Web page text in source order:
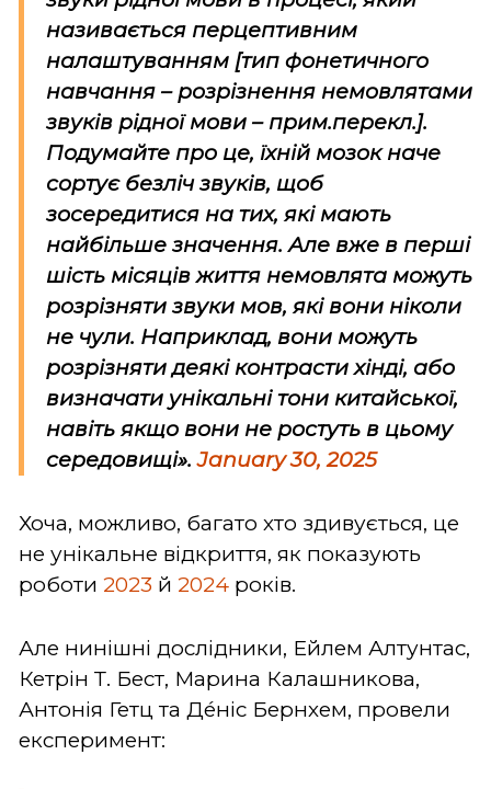
називається перцептивним
налаштуванням [тип фонетичного
навчання – розрізнення немовлятами
звуків рідної мови –прим.перекл.].
Подумайте про це, їхній мозок наче
сортує безліч звуків, щоб
зосередитися на тих, які мають
найбільше значення. Але вже в перші
шість місяців життя немовлята можуть
розрізняти звуки мов, які вони ніколи
не чули. Наприклад, вони можуть
розрізняти деякі контрасти хінді, або
визначати унікальні тони китайської,
навіть якщо вони не ростуть в цьому
середовищі».January 30, 2025
Хоча, можливо, багато хто здивується, це
не унікальне відкриття, як показують
роботи 2023 й 2024 років.
Але нинішні дослідники, Ейлем Алтунтас,
Кетрін Т. Бест, Марина Калашникова,
Антонія Гетц та Де́ніс Бернхем, провели
експеримент: